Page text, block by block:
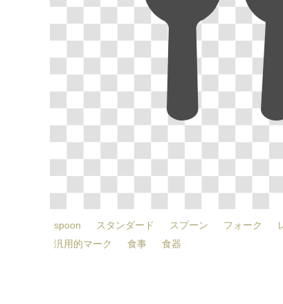
spoon スタンダード スプーン フォーク
汎用的マーク
食事 食器